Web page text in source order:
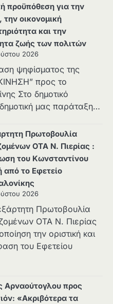
προϋπόθεση για την
την οικονομική
και την
ζωής των πολιτών
2026
ψηφίσματος της
προς το
Στο δημοτικό
μας παράταξη…
Πρωτοβουλία
ΟΤΑ Ν. Πιερίας :
του Κωνσταντίνου
από το Εφετείο
2026
Πρωτοβουλία
ΟΤΑ Ν. Πιερίας
την οριστική και
του Εφετείου
Αρναούτογλου προς
«Ακριβότερα τα